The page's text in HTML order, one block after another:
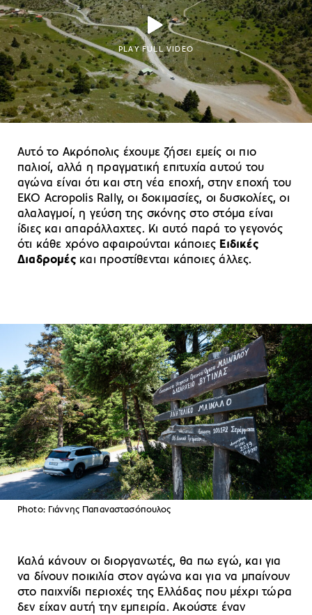
PLAY FULL VIDEO
Αυτό το Ακρόπολις έχουμε ζήσει εμείς οι πιο
παλιοί, αλλά η πραγματική επιτυχία αυτού του
αγώνα είναι ότι και στη νέα εποχή, στην εποχή του
EKO Acropolis Rally, οι δοκιμασίες, οι δυσκολίες, οι
αλαλαγμοί, η γεύση της σκόνης στο στόμα είναι
ίδιες και απαράλλαχτες. Κι αυτό παρά το γεγονός
ότι κάθε χρόνο αφαιρούνται κάποιες Ειδικές
Διαδρομέςκαι προστίθενται κάποιες άλλες.
Photo: Γιάννης Παπαναστασόπουλος
Καλά κάνουν οι διοργανωτές, θα πω εγώ, και για
να δίνουν ποικιλία στον αγώνα και για να μπαίνουν
στο παιχνίδι περιοχές της Ελλάδας που μέχρι τώρα
δεν είχαν αυτή την εμπειρία. Ακούστε έναν